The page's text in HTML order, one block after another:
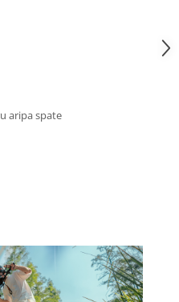
aripa spate